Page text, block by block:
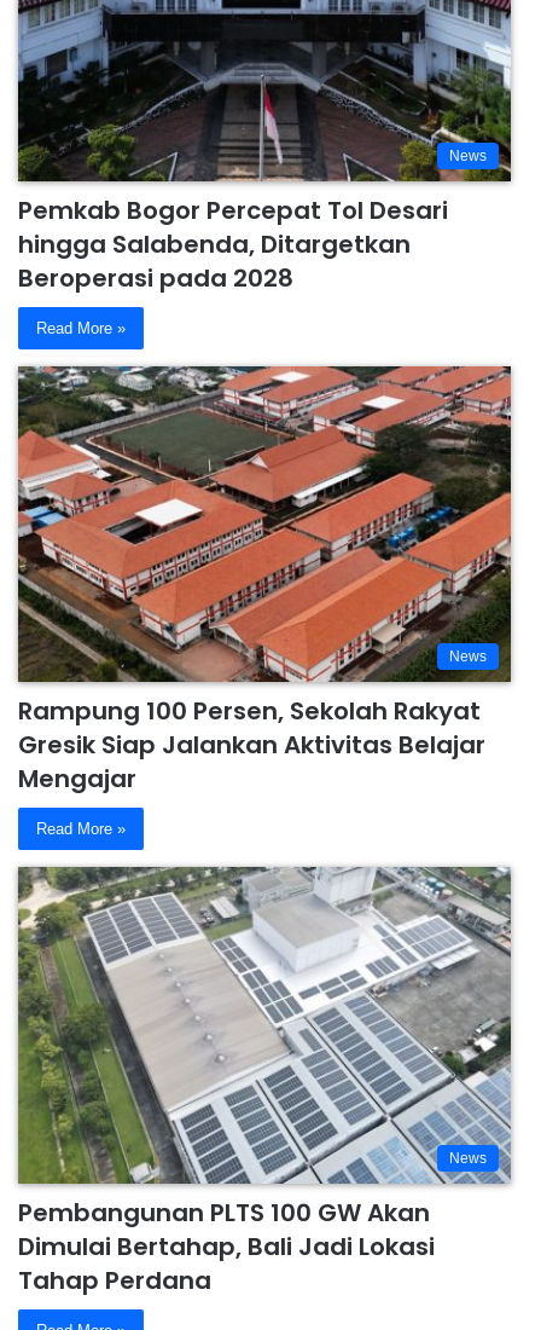
News
Pemkab Bogor Percepat Tol Desari
hingga Salabenda, Ditargetkan
Beroperasi pada 2028
Read More »
News
Rampung 100 Persen, Sekolah Rakyat
Gresik Siap Jalankan Aktivitas Belajar
Mengajar
Read More »
News
Pembangunan PLTS 100 GW Akan
Dimulai Bertahap, Bali Jadi Lokasi
Tahap Perdana